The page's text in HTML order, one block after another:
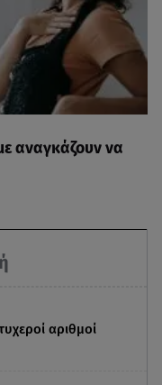
αριθμοί
αναγκάζουν να